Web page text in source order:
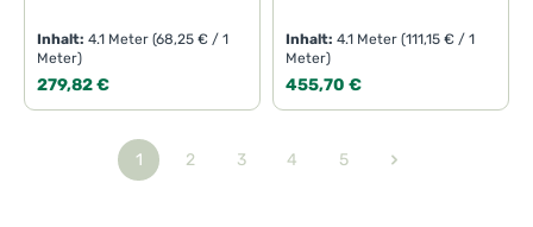
Inhalt:4.1 Meter(68,25 € / 1
Meter)
Regulärer Preis:
279,82 €
Inhalt:4.1 Meter(111,15 € / 1
Meter)
Regulärer Preis:
455,70 €
Seite
1
Seite
2
Seite
3
Seite
4
Seite
5